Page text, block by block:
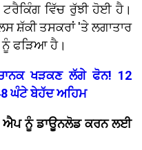
ਟਰੈਕਿੰਗ ਵਿੱਚ ਰੁੱਝੀ ਹੋਈ ਹੈ।
ਸ਼ੱਕੀ ਤਸਕਰਾਂ 'ਤੇ ਲਗਾਤਾਰ
ਨੂੰ ਫੜਿਆ ਹੈ।
ਖੜਕਣ ਲੱਗੇ ਫੋਨ! 12
ਘੰਟੇ ਬੇਹੱਦ ਅਹਿਮ
ਐਪ ਨੂੰ ਡਾਊਨਲੋਡ ਕਰਨ ਲਈ